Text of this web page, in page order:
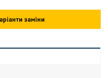
заміни